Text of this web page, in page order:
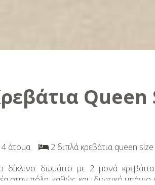
Queen
4 άτομα
2 διπλά κρεβάτια queen size
δωμάτιο με 2 μονά κρεβάτια
στην πόλη, καθώς και ιδιωτικό